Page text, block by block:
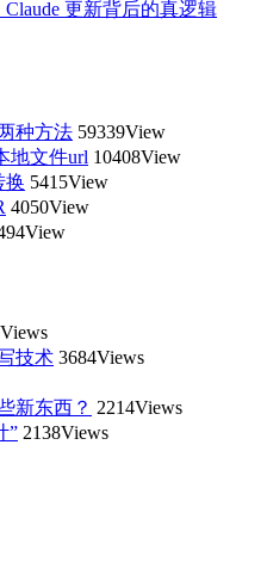
更新背后的真逻辑
种方法 59339View
地文件url 10408View
换 5415View
4050View
技术 3684Views
新东西？ 2214Views
” 2138Views